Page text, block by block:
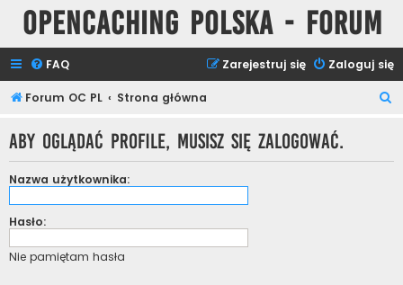
Opencaching Polska - Forum
FAQ Zaloguj się
Zarejestruj się
Forum OC PL Strona główna
k
Aby oglądać profile, musisz się zalogować.
Nazwa użytkownika:
Hasło:
Nie pamiętam hasła